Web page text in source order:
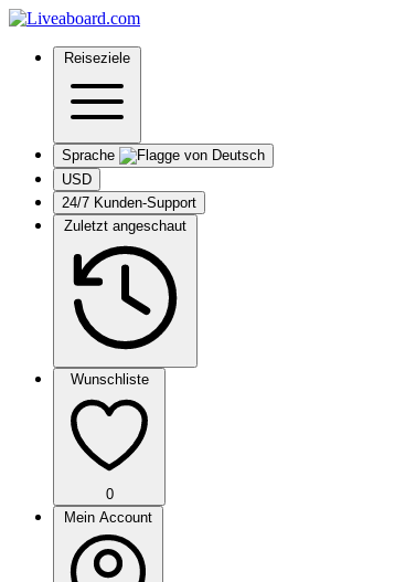
Reiseziele
Sprache
USD
24/7 Kunden-Support
Zuletzt angeschaut
Wunschliste
0
Mein Account